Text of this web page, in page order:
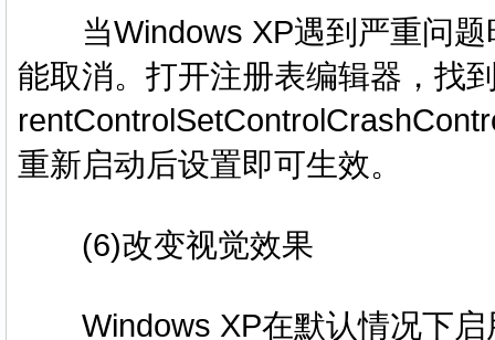
当Windows XP遇到严重问题
能取消。打开注册表编辑器，找
重新启动后设置即可生效。
(6)改变视觉效果
Windows XP在默认情况下启